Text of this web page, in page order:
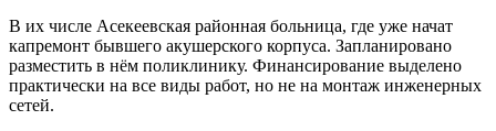
В их числе Асекеевская районная больница, где уже начат
капремонт бывшего акушерского корпуса. Запланировано
разместить в нём поликлинику. Финансирование выделено
практически на все виды работ, но не на монтаж инженерных
сетей.